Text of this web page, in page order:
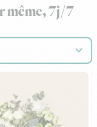
même, 7j/7